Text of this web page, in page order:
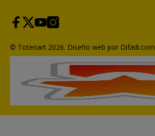
© Totenart 2026. Diseño web por Difadi.com